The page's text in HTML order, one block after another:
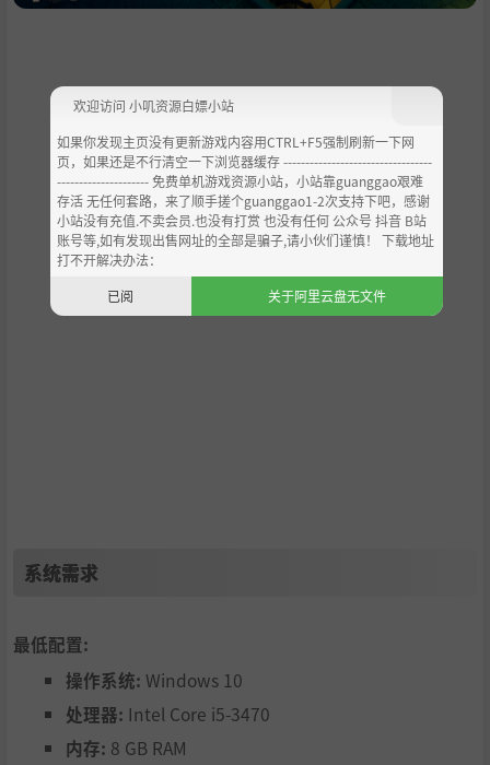
系统需求
最低配置:
操作系统: Windows 10
处理器: Intel Core i5-3470
内存: 8 GB RAM
欢迎访问 小叽资源白嫖小站
如果你发现主页没有更新游戏内容用CTRL+F5强制刷新一下网
页，如果还是不行清空一下浏览器缓存 ----------------------------------
--------------------- 免费单机游戏资源小站，小站靠guanggao艰难
存活 无任何套路，来了顺手搓个guanggao1-2次支持下吧，感谢
小站没有充值.不卖会员.也没有打赏 也没有任何 公众号 抖音 B站
账号等,如有发现出售网址的全部是骗子,请小伙们谨慎！ 下载地址
打不开解决办法：
已阅
关于阿里云盘无文件